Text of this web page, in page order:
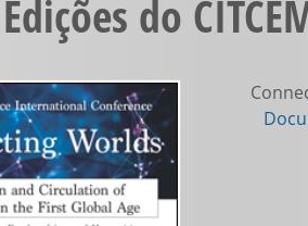
Edições do